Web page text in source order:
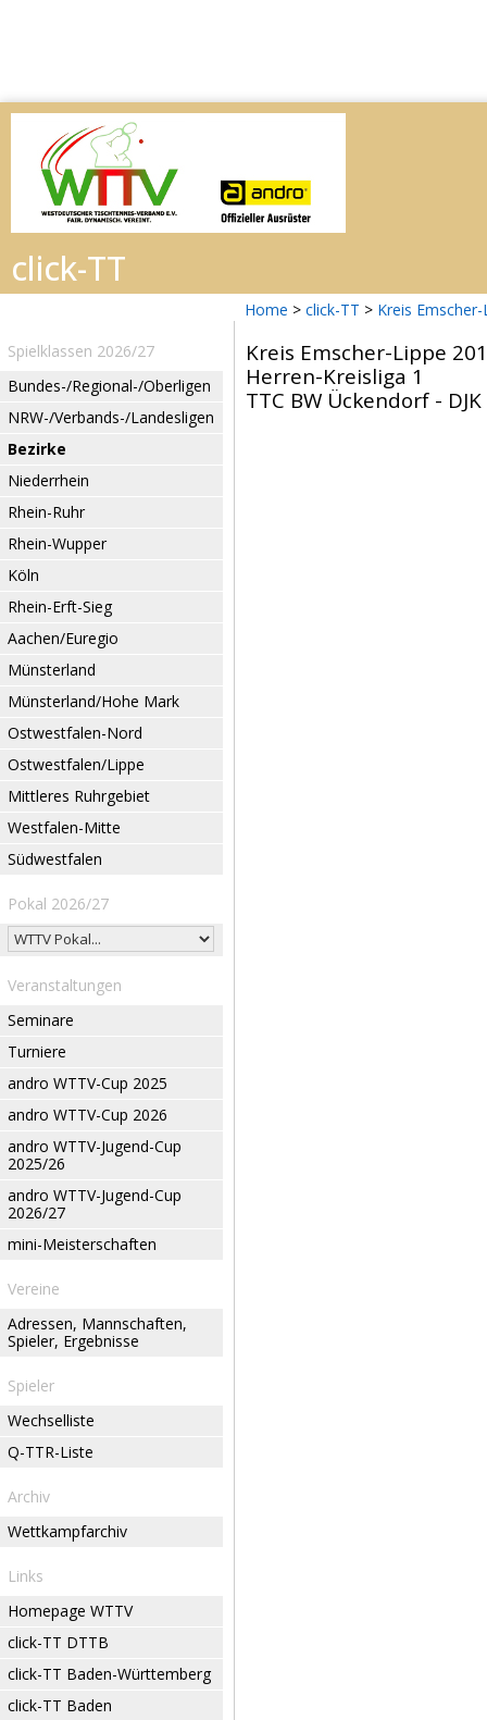
Home > click-TT > Kreis
Spielklassen 2026/27
Bundes-/Regional-/Oberligen
NRW-/Verbands-/Landesligen
Bezirke
Niederrhein
Rhein-Ruhr
Rhein-Wupper
Köln
Rhein-Erft-Sieg
Aachen/Euregio
Münsterland
Münsterland/Hohe Mark
Ostwestfalen-Nord
Ostwestfalen/Lippe
Mittleres Ruhrgebiet
Westfalen-Mitte
Südwestfalen
Pokal 2026/27
Veranstaltungen
Seminare
Turniere
andro WTTV-Cup 2025
andro WTTV-Cup 2026
andro WTTV-Jugend-Cup
2025/26
andro WTTV-Jugend-Cup
2026/27
mini-Meisterschaften
Vereine
Adressen, Mannschaften,
Spieler, Ergebnisse
Spieler
Wechselliste
Q-TTR-Liste
Archiv
Wettkampfarchiv
Links
Homepage WTTV
click-TT DTTB
click-TT Baden-Württemberg
click-TT Baden
Kreis Emscher-Lippe
Herren-Kreisliga 1
TTC BW Ückendorf -